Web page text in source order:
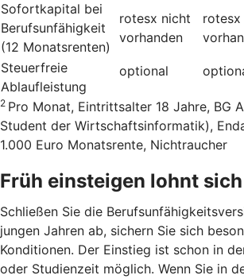
Sofortkapital bei
Berufsunfähigkeit
(12 Monatsrenten)
rotesx nicht
vorhanden
rotesx
Steuerfreie
Ablaufleistung
optional
2 Pro Monat, Eintrittsalter 18 Jahre, BG
Student der Wirtschaftsinformatik),
1.000 Euro Monatsrente, Nichtraucher
Früh einsteigen lohnt sich
Schließen Sie die
jungen Jahren ab, sichern Sie sich
Konditionen. Der Einstieg ist schon in
oder Studienzeit möglich. Wenn Sie in